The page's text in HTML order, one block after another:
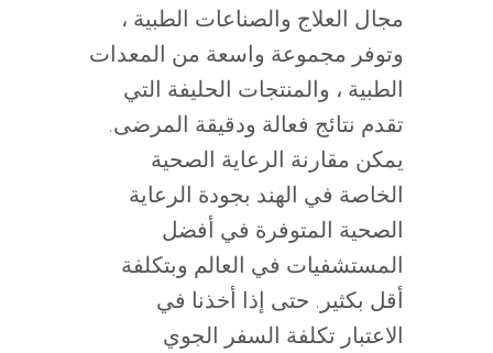
مجال العلاج والصناعات الطبية ،
وتوفر مجموعة واسعة من المعدات
الطبية ، والمنتجات الحليفة التي
تقدم نتائج فعالة ودقيقة المرضى.
يمكن مقارنة الرعاية الصحية
الخاصة في الهند بجودة الرعاية
الصحية المتوفرة في أفضل
المستشفيات في العالم وبتكلفة
أقل بكثير. حتى إذا أخذنا في
الاعتبار تكلفة السفر الجوي